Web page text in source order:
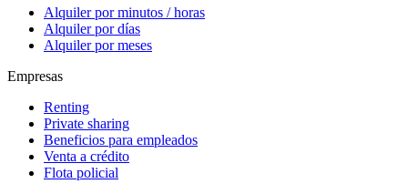
Alquiler por minutos / horas
Alquiler por días
Alquiler por meses
Empresas
Renting
Private sharing
Beneficios para empleados
Venta a crédito
Flota policial